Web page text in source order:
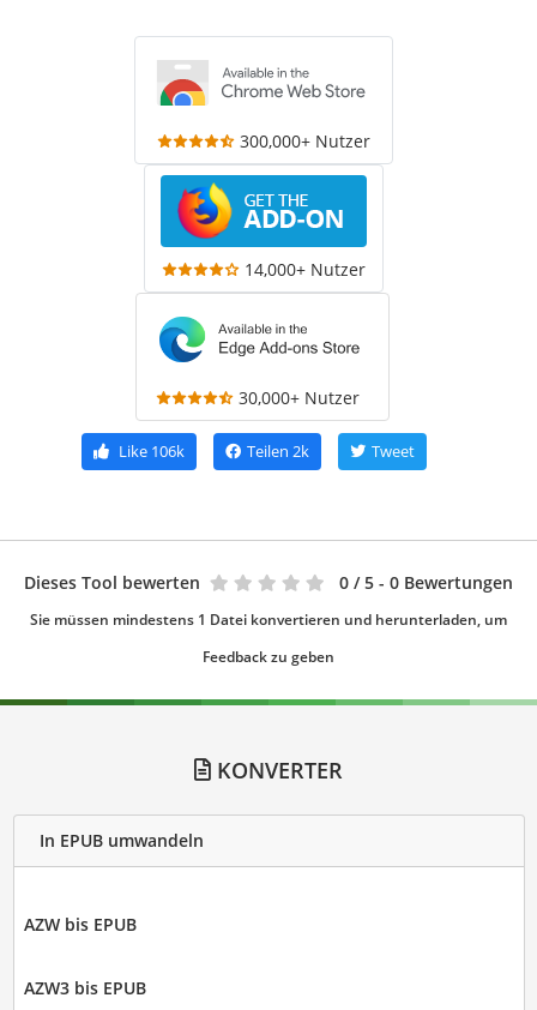
300,000+ Nutzer
14,000+ Nutzer
30,000+ Nutzer
Like 106k Teilen 2k Tweet
Dieses Tool bewerten 0 / 5 - 0 Bewertungen
Sie müssen mindestens 1 Datei konvertieren und herunterladen, um
Feedback zu geben
KONVERTER
In EPUB umwandeln
AZW bis EPUB
AZW3 bis EPUB